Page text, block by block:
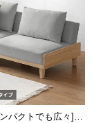
パクトでも広々] 3